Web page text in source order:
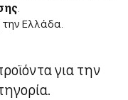
Ελλάδα.
για την